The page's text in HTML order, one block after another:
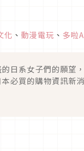
化 、 動漫電玩 、 多啦
日系女子們的願望
必買的購物資訊新